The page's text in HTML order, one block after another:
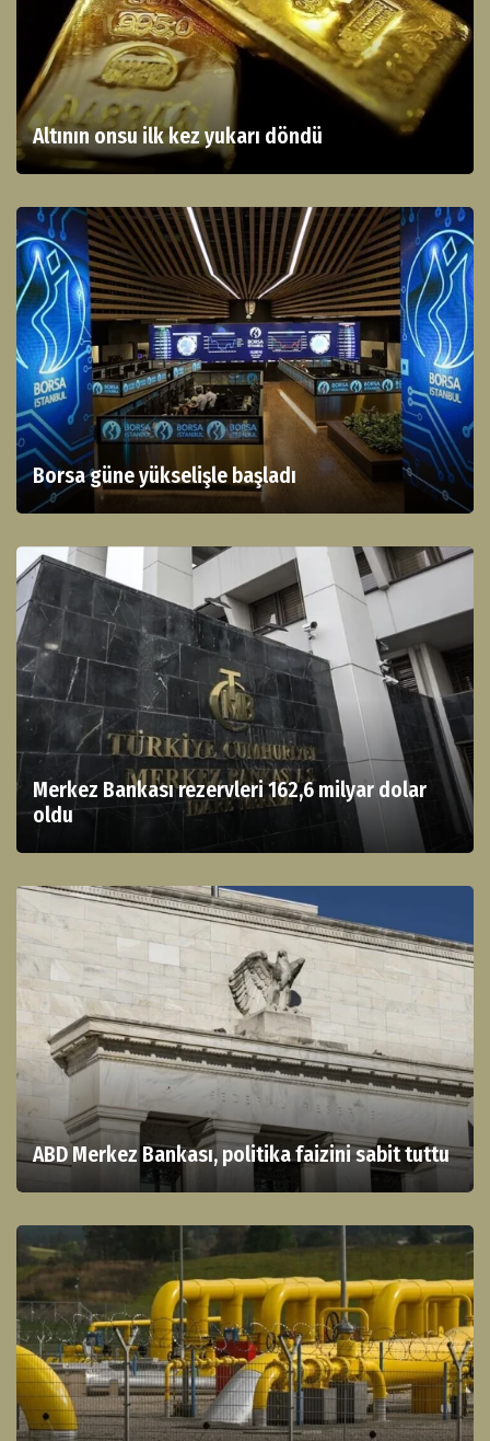
Altının onsu ilk kez yukarı döndü
Borsa güne yükselişle başladı
Merkez Bankası rezervleri 162,6 milyar dolar
oldu
ABD Merkez Bankası, politika faizini sabit tuttu